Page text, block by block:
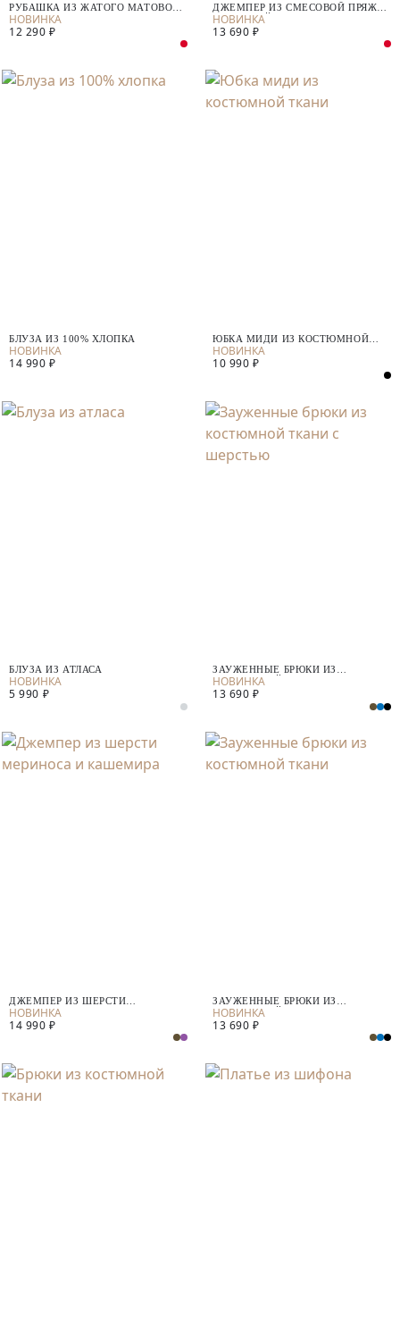
РУБАШКА ИЗ ЖАТОГО МАТОВОГО
АТЛАСА
12 290 ₽
ДЖЕМПЕР ИЗ СМЕСОВОЙ ПРЯЖИ
С АНГОРОЙ И ЛЮРЕКСОМ
13 690 ₽
БЛУЗА ИЗ 100% ХЛОПКА
14 990 ₽
ЮБКА МИДИ ИЗ КОСТЮМНОЙ
ТКАНИ
10 990 ₽
БЛУЗА ИЗ АТЛАСА
5 990 ₽
ЗАУЖЕННЫЕ БРЮКИ ИЗ
КОСТЮМНОЙ ТКАНИ С ШЕРСТЬЮ
13 690 ₽
ДЖЕМПЕР ИЗ ШЕРСТИ
МЕРИНОСА И КАШЕМИРА
14 990 ₽
ЗАУЖЕННЫЕ БРЮКИ ИЗ
КОСТЮМНОЙ ТКАНИ
13 690 ₽